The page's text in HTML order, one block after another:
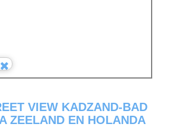
VIEW KADZAND-BAD
ZEELAND EN HOLANDA